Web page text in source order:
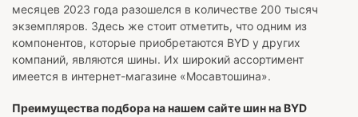
месяцев 2023 года разошелся в количестве 200 тысяч
экземпляров. Здесь же стоит отметить, что одним из
компонентов, которые приобретаются BYD у других
компаний, являются шины. Их широкий ассортимент
имеется в интернет-магазине «Мосавтошина».
Преимущества подбора на нашем сайте шин на BYD